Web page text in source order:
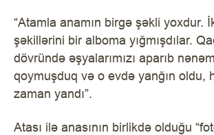
“Atamla anamın birgə şəkli yoxdur.
şəkillərini bir alboma yığmışdılar.
dövründə əşyalarımızı aparıb
qoymuşduq və o evdə yanğın oldu,
zaman yandı”.
Atası ilə anasının birlikdə olduğu